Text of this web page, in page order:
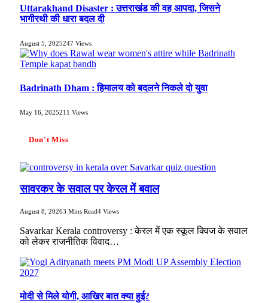
Uttarakhand Disaster : उत्तराखंड की वह आपदा, जिसने
भागीरथी की धारा बदल दी
August 5, 2025247 Views
Badrinath Dham : हिमालय को बदलने निकले दो युवा
May 16, 2025211 Views
Don't Miss
सावरकर के सवाल पर केरल में बवाल
August 8, 20263 Mins Read4 Views
Savarkar Kerala controversy : केरल में एक स्कूल क्विज के सवाल
को लेकर राजनीतिक विवाद…
मोदी से मिले योगी, आखिर बात क्या हुई?